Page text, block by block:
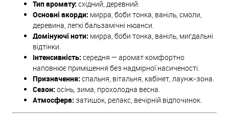
Тип аромату: східний, деревний.
Основні акорди: мирра, боби тонка, ваніль, смоли,
деревина, легкі бальзамічні нюанси.
Домінуючі ноти: мирра, боби тонка, ваніль, мигдальні
відтінки.
Інтенсивність: середня — аромат комфортно
наповнює приміщення без надмірної насиченості.
Призначення: спальня, вітальня, кабінет, лаунж-зона.
Сезон: осінь, зима, прохолодна весна.
Атмосфера: затишок, релакс, вечірній відпочинок.